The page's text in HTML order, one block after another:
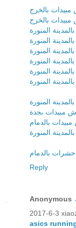
بالخرج
بالخرج
المنورة
المنورة
المنورة
المنورة
المنورة
المنورة
المنورة
مبيدات بجدة
بالدمام
المنورة
بالدمام
Reply
Anonymous
2017-6-3
asics